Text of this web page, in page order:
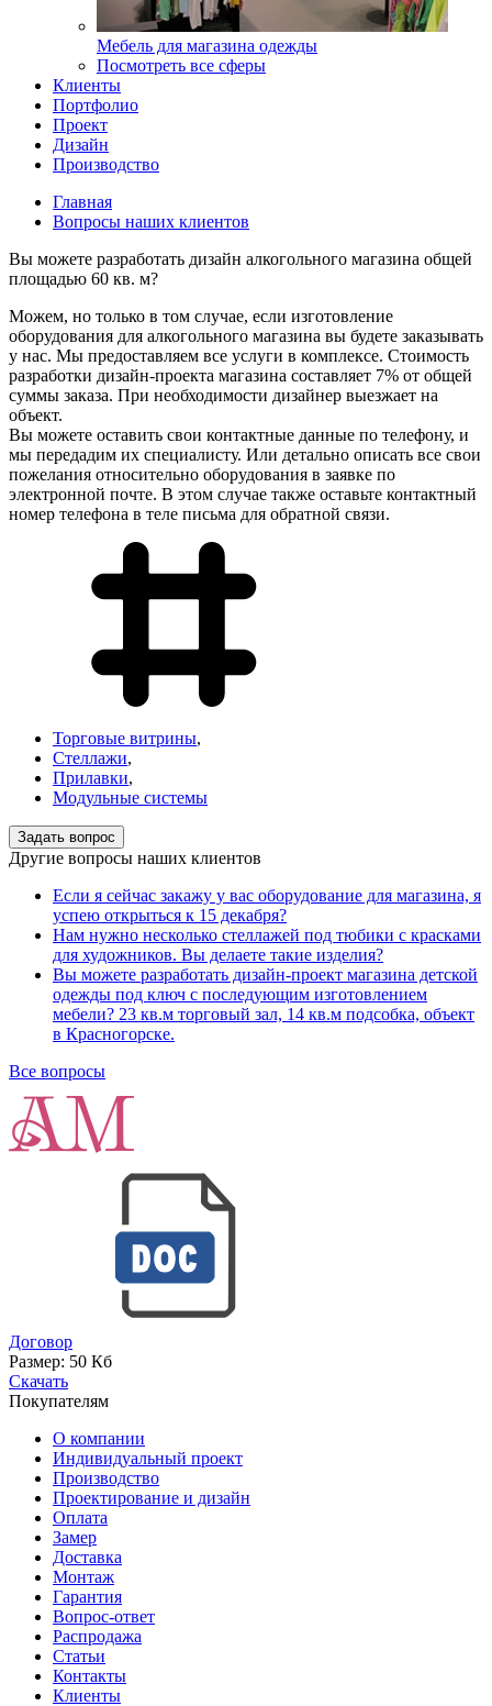
Мебель для магазина одежды
Посмотреть все сферы
Клиенты
Портфолио
Проект
Дизайн
Производство
Главная
Вопросы наших клиентов
Вы можете разработать дизайн алкогольного магазина общей
площадью 60 кв. м?
Можем, но только в том случае, если изготовление
оборудования для алкогольного магазина вы будете заказывать
у нас. Мы предоставляем все услуги в комплексе. Стоимость
разработки дизайн-проекта магазина составляет 7% от общей
суммы заказа. При необходимости дизайнер выезжает на
объект.
Вы можете оставить свои контактные данные по телефону, и
мы передадим их специалисту. Или детально описать все свои
пожелания относительно оборудования в заявке по
электронной почте. В этом случае также оставьте контактный
номер телефона в теле письма для обратной связи.
Торговые витрины,
Стеллажи,
Прилавки,
Модульные системы
Задать вопрос
Другие вопросы наших клиентов
Если я сейчас закажу у вас оборудование для магазина, я
успею открыться к 15 декабря?
Нам нужно несколько стеллажей под тюбики с красками
для художников. Вы делаете такие изделия?
Вы можете разработать дизайн-проект магазина детской
одежды под ключ с последующим изготовлением
мебели? 23 кв.м торговый зал, 14 кв.м подсобка, объект
в Красногорске.
Все вопросы
Договор
Размер: 50 Кб
Скачать
Покупателям
О компании
Индивидуальный проект
Производство
Проектирование и дизайн
Оплата
Замер
Доставка
Монтаж
Гарантия
Вопрос-ответ
Распродажа
Статьи
Контакты
Клиенты